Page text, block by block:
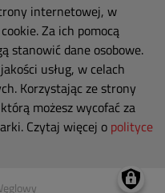
internetowej, w
Za ich pomocą
stanowić dane osobowe.
usług, w celach
Korzystając ze strony
możesz wycofać za
Czytaj więcej o polityce